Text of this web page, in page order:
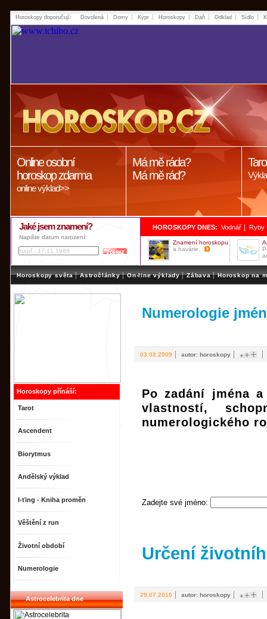
Horoskopy doporučují: Dovolená Domy Kypr Horoskopy Daň Odklad Sídlo
Online osobní
horoskop zdarma
online výklad>>
Má mě ráda?
Má mě rád?
Jaké jsem znamení?
Napište datum narození:
HOROSKOPY DNES: Vodnář Ryby
Znamení horoskopu
a havárie.
Horoskopy světa | Astročlánky | On-line výklady | Zábava | Horoskop na
Horoskopy přínáší:
Tarot
Ascendent
Biorytmus
Andělský výklad
I-ťing - Kniha proměn
Věštění z run
Životní období
Numerologie
Astrocelebrita dne
Numerologie
03.02.2009 | autor: horoskopy |
Po zadání jména
vlastností,
numerologického
Zadejte své jméno:
Určení
29.07.2010 | autor: horoskopy |